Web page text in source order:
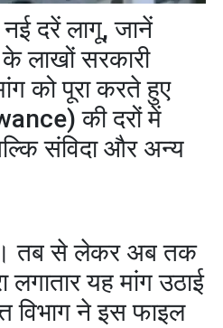
नई दरें लागू, जानें
लाखों सरकारी
को पूरा करते हुए
की दरों में
संविदा और अन्य
तब से लेकर अब तक
लगातार यह मांग उठाई
विभाग ने इस फाइल